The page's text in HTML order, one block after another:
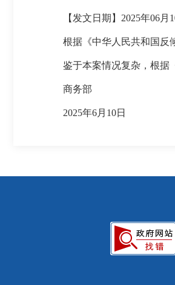
【发文日期】2025年06月
根据《中华人民共和国反倾
鉴于本案情况复杂，根据《
商务部
2025年6月10日